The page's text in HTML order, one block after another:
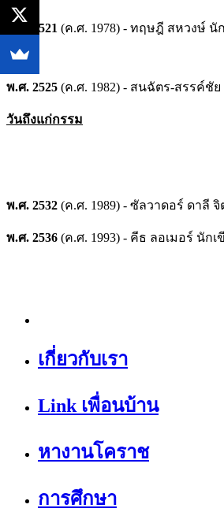
พ.ศ. 2521 (ค.ศ. 1978) - ทฤษฎี สหวงษ์ นั
พ.ศ. 2525 (ค.ศ. 1982) - สนฉัตร-สรรค์ชั
วันถึงแก่กรรม
พ.ศ. 2532 (ค.ศ. 1989) - ซัลวาดอร์ ดาลี
พ.ศ. 2536 (ค.ศ. 1993) - คีธ ลอเมอร์ นัก
เกี่ยวกับเรา
Link เพื่อนบ้าน
หางานโคราช
การศึกษา